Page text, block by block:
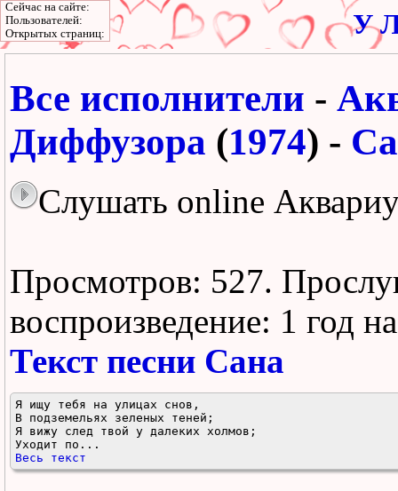
У
Все исполнители -
Диффузора (1974) -
Слушать online
Просмотров: 527.
воспроизведение: 1 год
Текст песни Сана
Я ищу тебя на улицах снов,
В подземельях зеленых теней;
Я вижу след твой у далеких холмов;
Уходит по...
Весь текст
Сейчас на сайте:
Пользователей:
Открытых страниц: